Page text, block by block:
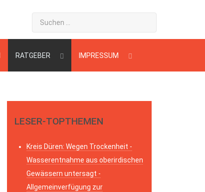
RATGEBER IMPRESSUM
LESER-TOPTHEMEN
Kreis Düren: Wegen Trockenheit -
Wasserentnahme aus oberirdischen
Gewässern untersagt -
Allgemeinverfügung zur